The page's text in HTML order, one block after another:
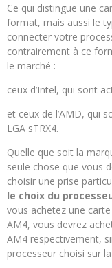
Ce qui distingue une
format, mais aussi le
connecter votre
contrairement à ce
le marché :
ceux d’Intel, qui sont
et ceux de l’AMD, qui
LGA sTRX4.
Quelle que soit la
seule chose que vous
choisir une prise
le choix du
vous achetez une
AM4, vous devrez
AM4 respectivement,
processeur choisi sur